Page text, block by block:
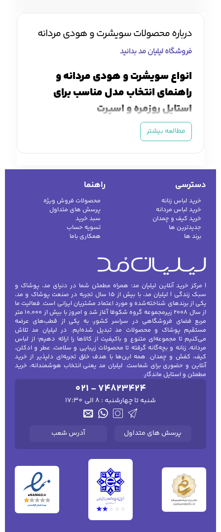
درباره محصولات سویشرت و هودی مردانه
فروشگاه لیلیان مد بدانید
انواع سویشرت و هودی مردانه و
راهنمای انتخاب مدل مناسب برای
استایل روزمره و اسپرت
سویشرت و هودی مردانه
و محبوب برای آقایان است که علاوه بر ایجاد راحتی
و گرما، نقش مهمی در تکمیل استایل روزمره،
ورزشی و نیمه‌رسمی دارد. خرید سویشرت و
هودی مردانه با تنوع بالا این امکان را فراهم
می‌کند که بسته به فصل، فعالیت و سلیقه خود،
بهترین مدل را انتخاب کنید. این مدل‌ها در انواع
جلو بسته، جلو باز، کلاه‌دار و بدون کلاه، بافتنی،
نخی و کتان تولید می‌شوند و جلوه‌ای شیک، راحت
و مدرن به استایل شما می‌بخشند.
سویشرت و هودی مردانه روزمره
مدل‌های روزمره سبک و راحت هستند و مناسب
استفاده در خانه، دانشگاه، محل کار غیررسمی و
دورهمی‌ها هستند. سویشرت و هودی روزمره
معمولاً از نخ و کتان نرم تولید می‌شوند تا آزادی
حرکت و راحتی کامل را به شما ارائه دهند. این
مدل‌ها با رنگ‌های متنوع و طراحی‌های کلاسیک یا
طرح‌دار، به راحتی با شلوار جین، شلوارک و کفش
اسپرت ست می‌شوند و استایلی جذاب و مدرن
ایجاد می‌کنند.
سویشرت و هودی مردانه اسپرت و ورزشی
پارچه‌های مقاوم در برابر تعریق و شست‌وشو
تولید می‌شوند. این هودی‌ها و سویشرت‌ها
مناسب ورزش، پیاده‌روی، دویدن و فعالیت‌های
بیرون از خانه هستند و راحتی، گرما و آزادی حرکت
را فراهم می‌کنند. طراحی اسپرت شامل کلاه، جیب
مطالعه بیشتر
دسترسی
خرید لباس زنانه
خرید لباس مردانه
خرید کیف و چمدان
جدیدترین ها
برند ها
راهنما
محصولات فروش ویژه
پرسش های متداول
سبد خرید
تسویه حساب
همکاری باما
| مرکز خرید آنلاین لیلیان مد؛ همراه مطمئن شما در دنیای مد، پوشاک و
سبک زندگی | لیلیان مد، با بیش از ۱۵ سال تجربه در صنعت پوشاک و مد،
یکی از برندهای شناخته‌شده و مورد اعتماد مشتریان ایرانی است. فعالیت ما
از سال ۲۰۰۸ زیرمجموعه گروه شکوفا آغاز شد و امروز با بیش از ۱۰٬۰۰۰ متر
مربع فضای فروشگاهی در سراسر کشور، به یکی از قطب‌های عرضه
مستقیم پوشاک و محصولات مد تبدیل شده‌ایم. در لیلیان مد تلاش
می‌کنیم تا مجموعه‌ای متنوع و باکیفیت از کالاها را ارائه دهیم؛ از لباس
مردانه، زنانه و بچه‌گانه گرفته تا محصولات زیبایی و سلامت، عطر و ادکلن،
کیف، کفش و چمدان. همه این‌ها با هدف خلق تجربه‌ای دلپذیر از خرید
آنلاین و حضوری برای شماست. لیلیان مد یعنی انتخاب هوشمندانه، خرید
مطمئن و استایل ماندگار.
021 - 74823424
شنبه تا چهارشنبه : 8 الی 17:30
پرسش های متداول آدرس شعب